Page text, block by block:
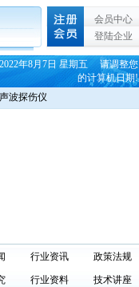
会员中心
登陆企业
2022年8月7日 星期五 请调整您
的计算机日期!
波探伤仪
行业资讯 政策法规
行业资料 技术讲座